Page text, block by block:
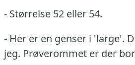
- Størrelse 52 eller 54.
- Her er en genser i 'large'.
jeg. Prøverommet er der